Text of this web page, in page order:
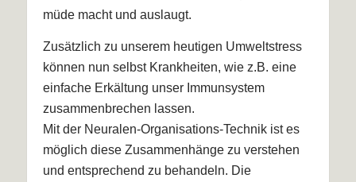
müde macht und auslaugt.
Zusätzlich zu unserem heutigen Umweltstress
können nun selbst Krankheiten, wie z.B. eine
einfache Erkältung unser Immunsystem
zusammenbrechen lassen.
Mit der Neuralen-Organisations-Technik ist es
möglich diese Zusammenhänge zu verstehen
und entsprechend zu behandeln. Die